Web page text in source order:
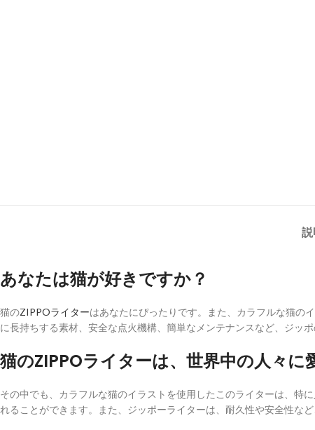
あなたは猫が好きですか？
猫のZIPPOライターはあなたにぴったりです。また、カラフルな猫の
に長持ちする素材、安全な点火機構、簡単なメンテナンスなど、ジッ
猫のZIPPOライターは、世界中の人々に
その中でも、カラフルな猫のイラストを使用したこのライターは、特
れることができます。また、ジッポーライターは、耐久性や安全性な